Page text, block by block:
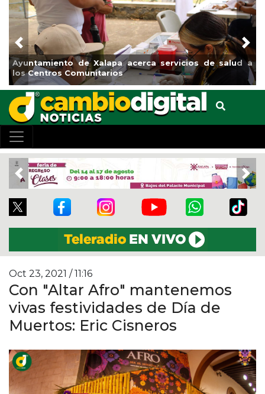
Municipio arrancará primera etapa de rehabilitación en
el boulevard 5 de febrero
Previous
Previous
Oct 23, 2021 / 11:16
Con "Altar Afro" mantenemos
vivas festividades de Día de
Muertos: Eric Cisneros